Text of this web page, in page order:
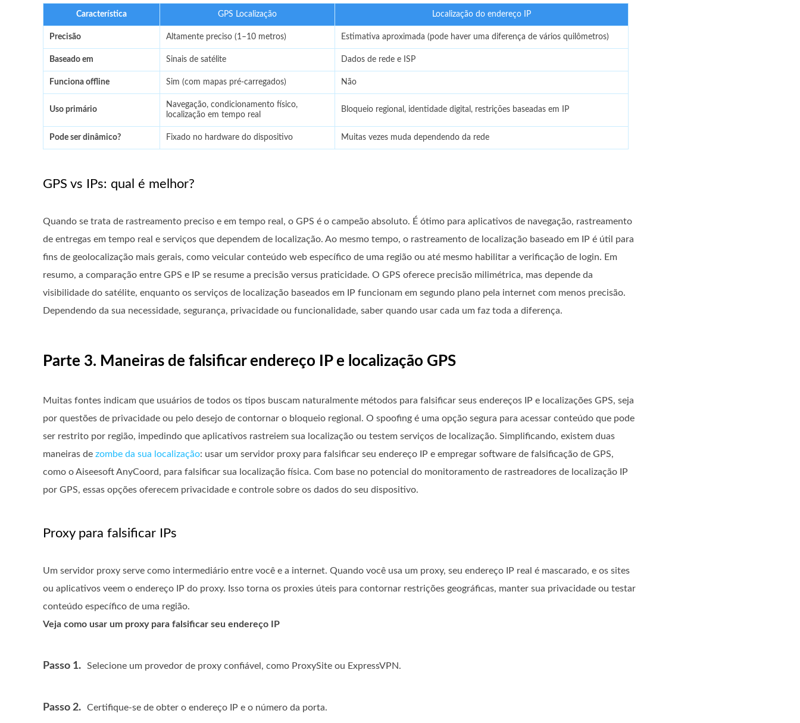
Característica GPS Localização Localização do endereço IP
Precisão Altamente preciso (1–10 metros) Estimativa aproximada (pode haver uma diferença de vários quilômetros)
Baseado em Sinais de satélite Dados de rede e ISP
Funciona offline Sim (com mapas pré-carregados) Não
Uso primário
Navegação, condicionamento físico,
localização em tempo real
Bloqueio regional, identidade digital, restrições baseadas em IP
Pode ser dinâmico? Fixado no hardware do dispositivo Muitas vezes muda dependendo da rede
GPS vs IPs: qual é melhor?
Quando se trata de rastreamento preciso e em tempo real, o GPS é o campeão absoluto. É ótimo para aplicativos de navegação, rastreamento
de entregas em tempo real e serviços que dependem de localização. Ao mesmo tempo, o rastreamento de localização baseado em IP é útil para
fins de geolocalização mais gerais, como veicular conteúdo web específico de uma região ou até mesmo habilitar a verificação de login. Em
resumo, a comparação entre GPS e IP se resume a precisão versus praticidade. O GPS oferece precisão milimétrica, mas depende da
visibilidade do satélite, enquanto os serviços de localização baseados em IP funcionam em segundo plano pela internet com menos precisão.
Dependendo da sua necessidade, segurança, privacidade ou funcionalidade, saber quando usar cada um faz toda a diferença.
Parte 3. Maneiras de falsificar endereço IP e localização GPS
Muitas fontes indicam que usuários de todos os tipos buscam naturalmente métodos para falsificar seus endereços IP e localizações GPS, seja
por questões de privacidade ou pelo desejo de contornar o bloqueio regional. O spoofing é uma opção segura para acessar conteúdo que pode
ser restrito por região, impedindo que aplicativos rastreiem sua localização ou testem serviços de localização. Simplificando, existem duas
maneiras de zombe da sua localização: usar um servidor proxy para falsificar seu endereço IP e empregar software de falsificação de GPS,
como o Aiseesoft AnyCoord, para falsificar sua localização física. Com base no potencial do monitoramento de rastreadores de localização IP
por GPS, essas opções oferecem privacidade e controle sobre os dados do seu dispositivo.
Proxy para falsificar IPs
Um servidor proxy serve como intermediário entre você e a internet. Quando você usa um proxy, seu endereço IP real é mascarado, e os sites
ou aplicativos veem o endereço IP do proxy. Isso torna os proxies úteis para contornar restrições geográficas, manter sua privacidade ou testar
conteúdo específico de uma região.
Veja como usar um proxy para falsificar seu endereço IP
Passo 1. Selecione um provedor de proxy confiável, como ProxySite ou ExpressVPN.
Passo 2. Certifique-se de obter o endereço IP e o número da porta.